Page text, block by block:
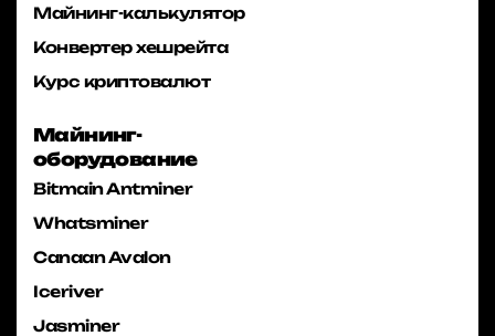
Майнинг-калькулятор
Конвертер хешрейта
Курс криптовалют
Майнинг-
оборудование
Bitmain Antminer
Whatsminer
Canaan Avalon
Iceriver
Jasminer